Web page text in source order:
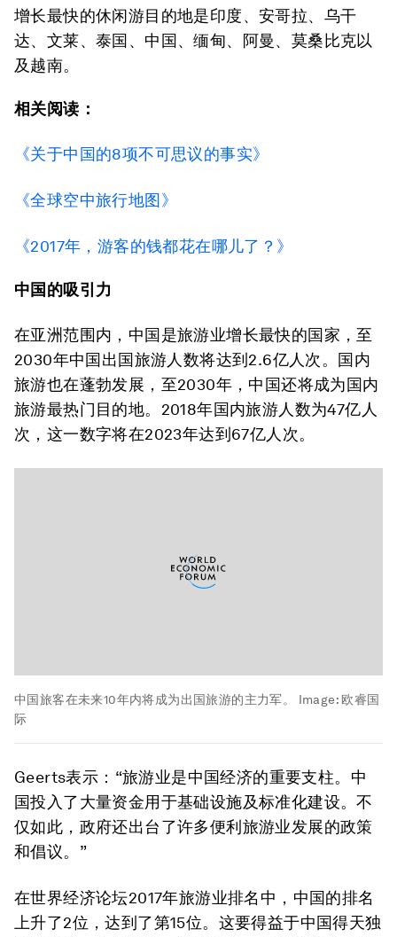
增长最快的休闲游目的地是印度、安哥拉、乌干
达、文莱、泰国、中国、缅甸、阿曼、莫桑比克以
及越南。
相关阅读：
《关于中国的8项不可思议的事实》
《全球空中旅行地图》
《2017年，游客的钱都花在哪儿了？》
中国的吸引力
在亚洲范围内，中国是旅游业增长最快的国家，至
2030年中国出国旅游人数将达到2.6亿人次。国内
旅游也在蓬勃发展，至2030年，中国还将成为国内
旅游最热门目的地。2018年国内旅游人数为47亿人
次，这一数字将在2023年达到67亿人次。
中国旅客在未来10年内将成为出国旅游的主力军。 Image: 欧睿国
际
Geerts表示：“旅游业是中国经济的重要支柱。中
国投入了大量资金用于基础设施及标准化建设。不
仅如此，政府还出台了许多便利旅游业发展的政策
和倡议。”
在世界经济论坛2017年旅游业排名中，中国的排名
上升了2位，达到了第15位。这要得益于中国得天独